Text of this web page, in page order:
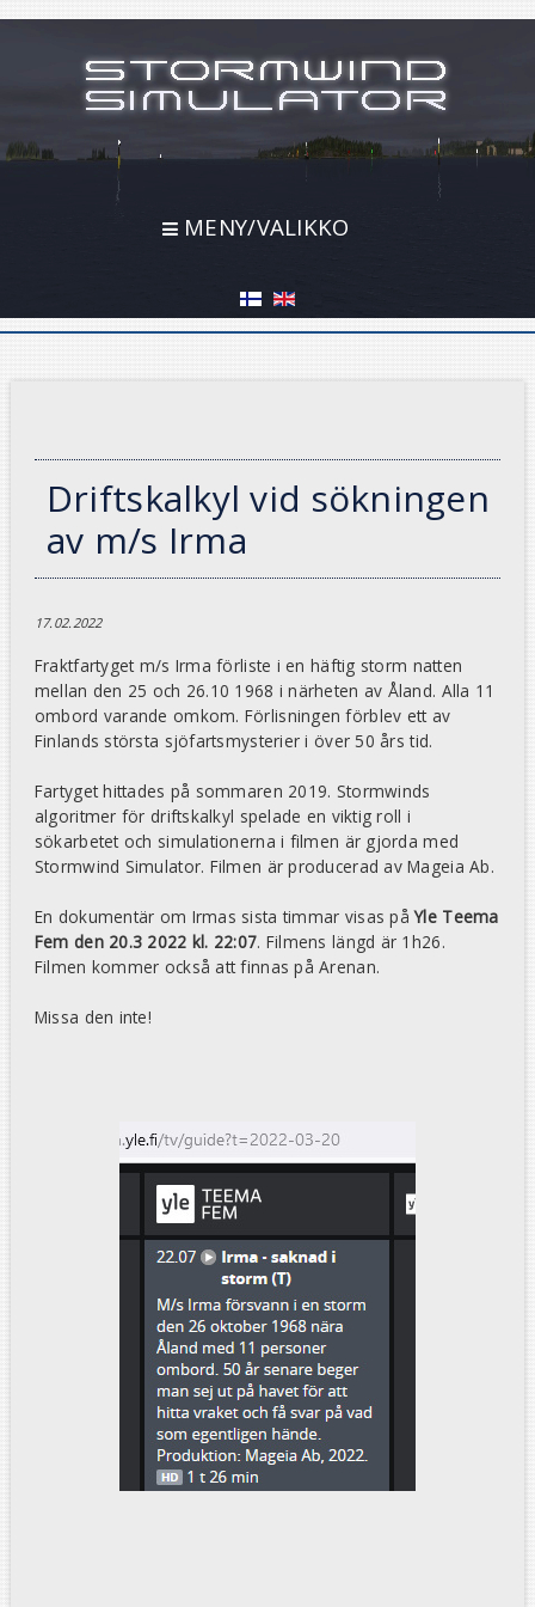
MENY/VALIKKO
Driftskalkyl vid sökningen
av m/s Irma
17.02.2022
Fraktfartyget m/s Irma förliste i en häftig storm natten
mellan den 25 och 26.10 1968 i närheten av Åland. Alla 11
ombord varande omkom. Förlisningen förblev ett av
Finlands största sjöfartsmysterier i över 50 års tid.
Fartyget hittades på sommaren 2019. Stormwinds
algoritmer för driftskalkyl spelade en viktig roll i
sökarbetet och simulationerna i filmen är gjorda med
Stormwind Simulator. Filmen är producerad av Mageia Ab.
En dokumentär om Irmas sista timmar visas påYle Teema
Fem den 20.3 2022 kl. 22:07. Filmens längd är 1h26.
Filmen kommer också att finnas på Arenan.
Missa den inte!